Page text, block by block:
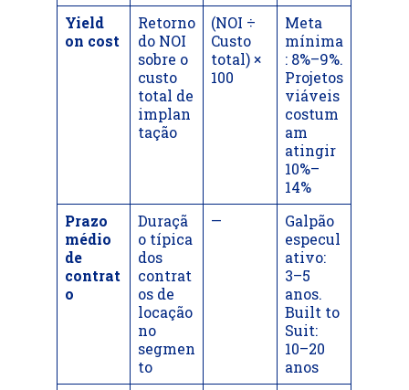
Yield
on cost
Retorno
do NOI
sobre o
custo
total de
implan
tação
(NOI ÷
Custo
total) ×
100
Meta
mínima
: 8%–9%.
Projetos
viáveis
costum
am
atingir
10%–
14%
Prazo
médio
de
contrat
o
Duraçã
o típica
dos
contrat
os de
locação
no
segmen
to
—
Galpão
especul
ativo:
3–5
anos.
Built to
Suit:
10–20
anos